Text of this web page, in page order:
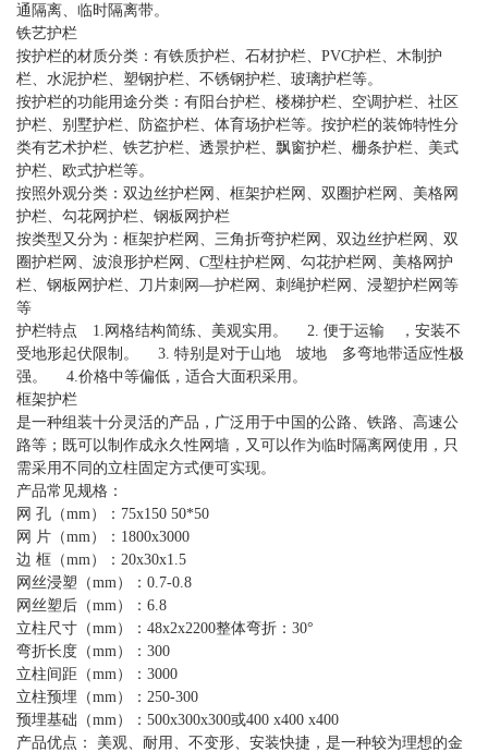
通隔离、临时隔离带。
铁艺护栏
按护栏的材质分类：有铁质护栏、石材护栏、PVC护栏、木制护
栏、水泥护栏、塑钢护栏、不锈钢护栏、玻璃护栏等。
按护栏的功能用途分类：有阳台护栏、楼梯护栏、空调护栏、社区
护栏、别墅护栏、防盗护栏、体育场护栏等。按护栏的装饰特性分
类有艺术护栏、铁艺护栏、透景护栏、飘窗护栏、栅条护栏、美式
护栏、欧式护栏等。
按照外观分类：双边丝护栏网、框架护栏网、双圈护栏网、美格网
护栏、勾花网护栏、钢板网护栏
按类型又分为：框架护栏网、三角折弯护栏网、双边丝护栏网、双
圈护栏网、波浪形护栏网、C型柱护栏网、勾花护栏网、美格网护
栏、钢板网护栏、刀片刺网—护栏网、刺绳护栏网、浸塑护栏网等
等
护栏特点 1.网格结构简练、美观实用。 2. 便于运输 ，安装不
受地形起伏限制。 3. 特别是对于山地 坡地 多弯地带适应性极
强。 4.价格中等偏低，适合大面积采用。
框架护栏
是一种组装十分灵活的产品，广泛用于中国的公路、铁路、高速公
路等；既可以制作成永久性网墙，又可以作为临时隔离网使用，只
需采用不同的立柱固定方式便可实现。
产品常见规格：
网 孔（mm）：75x150 50*50
网 片（mm）：1800x3000
边 框（mm）：20x30x1.5
网丝浸塑（mm）：0.7-0.8
网丝塑后（mm）：6.8
立柱尺寸（mm）：48x2x2200整体弯折：30°
弯折长度（mm）：300
立柱间距（mm）：3000
立柱预埋（mm）：250-300
预埋基础（mm）：500x300x300或400 x400 x400
产品优点： 美观、耐用、不变形、安装快捷，是一种较为理想的金